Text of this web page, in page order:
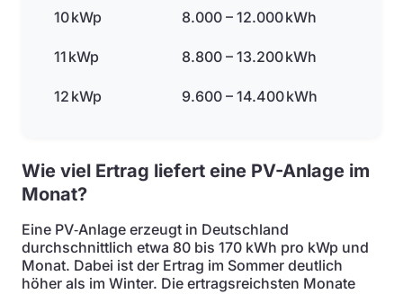
10 kWp 8.000 – 12.000 kWh
11 kWp 8.800 – 13.200 kWh
12 kWp 9.600 – 14.400 kWh
Wie viel Ertrag liefert eine PV-Anlage im
Monat?
Eine PV‑Anlage erzeugt in Deutschland
durchschnittlich etwa 80 bis 170 kWh pro kWp und
Monat. Dabei ist der Ertrag im Sommer deutlich
höher als im Winter. Die ertragsreichsten Monate